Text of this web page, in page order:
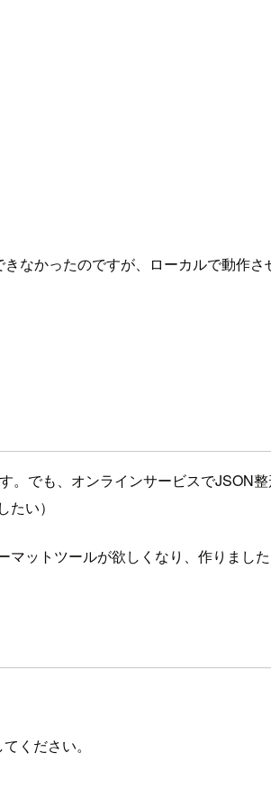
なかったのですが、ローカルで動作
でも、オンラインサービスでJSON
い）
ットツールが欲しくなり、作りました
ください。